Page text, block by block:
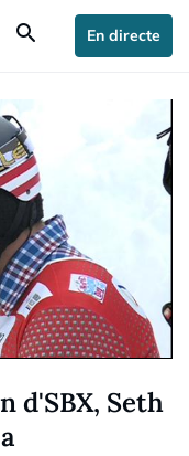
search En directe
d'SBX, Seth